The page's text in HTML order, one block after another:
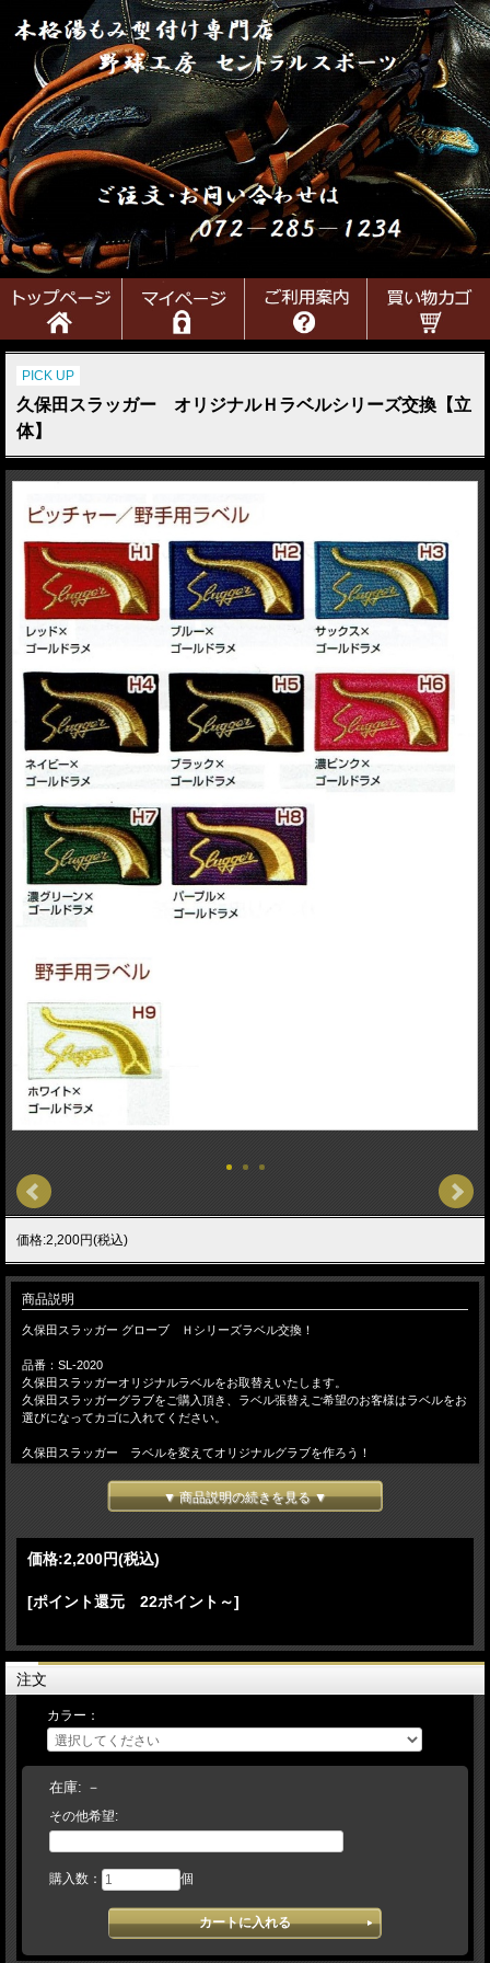
PICK UP
久保田スラッガー オリジナルＨラベルシリーズ交換【立
体】
価格:2,200円(税込)
商品説明
久保田スラッガー グローブ Ｈシリーズラベル交換！
品番：SL-2020
久保田スラッガーオリジナルラベルをお取替えいたします。
久保田スラッガーグラブをご購入頂き、ラベル張替えご希望のお客様はラベルをお
選びになってカゴに入れてください。
久保田スラッガー ラベルを変えてオリジナルグラブを作ろう！
★星形ラベルを取り付ける場合は、元の四角ラベルと形が違うため四角のミシン跡
★取替えしましたラベルは、お返しできません。
★ラベルをはがしてあるグラブには、取り付けは致しておりません。
★ラベルのみの発送は出来ませんので、ご了承下さい。
らない場合は交換が出来ない場合がございます。
お持ち込みのラベル交換で加工ができない場合の送料は、すべてお客様負担となり
ます。その際は、ご了承願います。
＊久保田スラッガー持ち込みグラブの注文の流れ＊
ネットにて注文（お客様）→在庫確認のメールを送信→久保田スラッガーグラブを
当店へ発送（お客様/送料負担）→ラベル交換の上、発送致します。（１～3営業日
必要）
H 1 ラベル（レッド×ゴールドラメ）
▼ 商品説明の続きを見る ▼
価格:2,200円(税込)
[ポイント還元 22ポイント～]
注文
カラー：
在庫: －
その他希望:
購入数： 個